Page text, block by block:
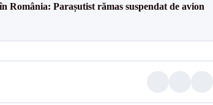
România: Parașutist rămas suspendat de avion